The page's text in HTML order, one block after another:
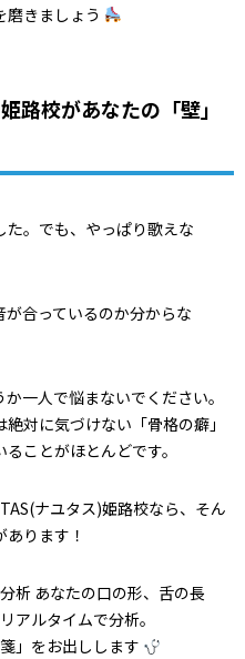
磨きましょう
路校があなたの「壁」
た。でも、やっぱり歌えな
が合っているのか分からな
一人で悩まないでください。
対に気づけない「骨格の癖」
ことがほとんどです。
ナユタス)姫路校なら、そん
ります！
析 あなたの口の形、舌の長
アルタイムで分析。
」をお出しします